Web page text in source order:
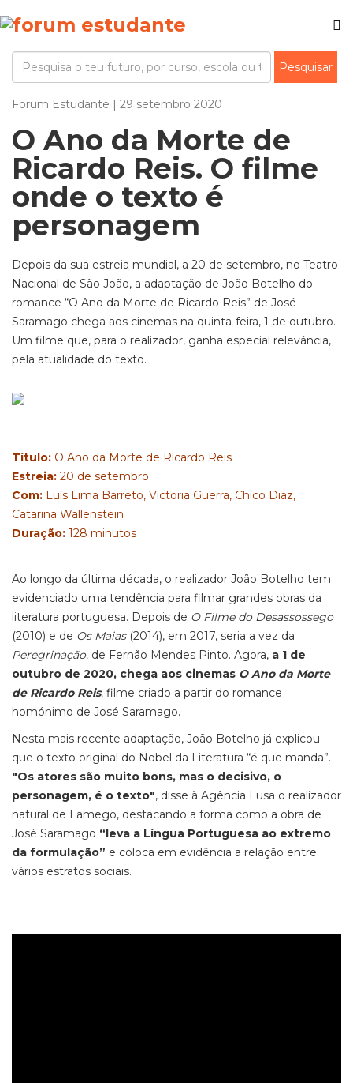
Forum Estudante | 29 setembro 2020
O Ano da Morte de
Ricardo Reis. O filme
onde o texto é
personagem
Depois da sua estreia mundial, a 20 de setembro, no Teatro
Nacional de São João, a adaptação de João Botelho do
romance “O Ano da Morte de Ricardo Reis” de José
Saramago chega aos cinemas na quinta-feira, 1 de outubro.
Um filme que, para o realizador, ganha especial relevância,
pela atualidade do texto.
Título: O Ano da Morte de Ricardo Reis
Estreia: 20 de setembro
Com: Luís Lima Barreto, Victoria Guerra, Chico Diaz,
Catarina Wallenstein
Duração: 128 minutos
Ao longo da última década, o realizador João Botelho tem
evidenciado uma tendência para filmar grandes obras da
literatura portuguesa. Depois de O Filme do Desassossego
(2010) e de Os Maias (2014), em 2017, seria a vez da
Peregrinação, de Fernão Mendes Pinto. Agora, a 1 de
outubro de 2020, chega aos cinemas O Ano da Morte
de Ricardo Reis, filme criado a partir do romance
homónimo de José Saramago.
Nesta mais recente adaptação, João Botelho já explicou
que o texto original do Nobel da Literatura “é que manda”.
"Os atores são muito bons, mas o decisivo, o
personagem, é o texto", disse à Agência Lusa o realizador
natural de Lamego, destacando a forma como a obra de
José Saramago “leva a Língua Portuguesa ao extremo
da formulação” e coloca em evidência a relação entre
vários estratos sociais.